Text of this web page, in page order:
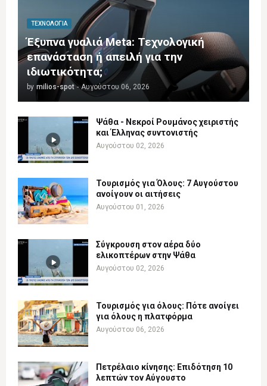
ΤΕΧΝΟΛΟΓΊΑ
Έξυπνα γυαλιά Meta: Τεχνολογική
επανάσταση ή απειλή για την
ιδιωτικότητα;
by milios-spot - Αυγούστου 06, 2026
Ψάθα - Νεκροί Ρουμάνος χειριστής
και Έλληνας συντονιστής
Αυγούστου 02, 2026
Τουρισμός για Όλους: 7 Αυγούστου
ανοίγουν οι αιτήσεις
Αυγούστου 01, 2026
Σύγκρουση στον αέρα δύο
ελικοπτέρων στην Ψάθα
Αυγούστου 02, 2026
Τουρισμός για όλους: Πότε ανοίγει
για όλους η πλατφόρμα
Αυγούστου 06, 2026
Πετρέλαιο κίνησης: Επιδότηση 10
λεπτών τον Αύγουστο